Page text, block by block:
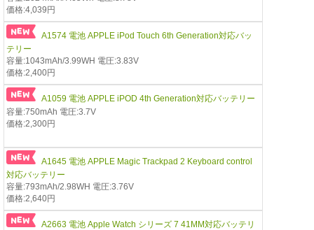
価格:4,039円
A1574 電池 APPLE iPod Touch 6th Generation対応バッ
テリー
容量:1043mAh/3.99WH 電圧:3.83V
価格:2,400円
A1059 電池 APPLE iPOD 4th Generation対応バッテリー
容量:750mAh 電圧:3.7V
価格:2,300円
A1645 電池 APPLE Magic Trackpad 2 Keyboard control
対応バッテリー
容量:793mAh/2.98WH 電圧:3.76V
価格:2,640円
A2663 電池 Apple Watch シリーズ 7 41MM対応バッテリ